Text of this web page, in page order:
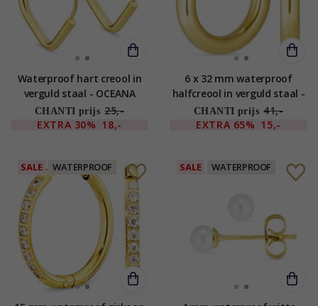
Waterproof hart creool in
verguld staal - OCEANA
CHANTI prijs 25,-
EXTRA 30% 18,-
6 x 32 mm waterproof
halfcreool in verguld staal -
OCEANA
CHANTI prijs 41,-
EXTRA 65% 15,-
SALE WATERPROOF SALE WATERPROOF